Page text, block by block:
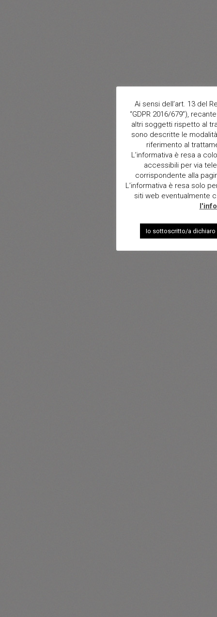
Ai sensi dell’art. 13 del
“GDPR 2016/679”),
altri soggetti rispetto al
sono descritte le
riferimento al
L’informativa è resa a
accessibili per via
corrispondente alla
L’informativa è resa solo
siti web eventualmente
Io sottoscritto/a dichiaro